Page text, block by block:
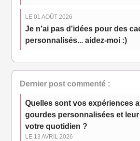
LE 01 AOÛT 2026
Je n'ai pas d'idées pour des
personnalisés... aidez-moi :)
Dernier post commenté :
Quelles sont vos expériences
gourdes personnalisées et
votre quotidien ?
LE 13 AVRIL 2026